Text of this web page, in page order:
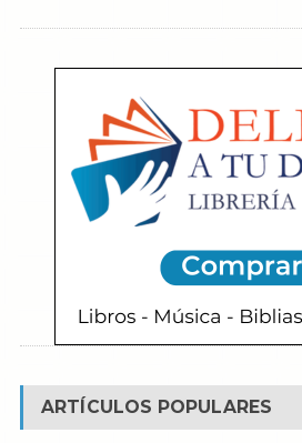
ARTÍCULOS POPULARES